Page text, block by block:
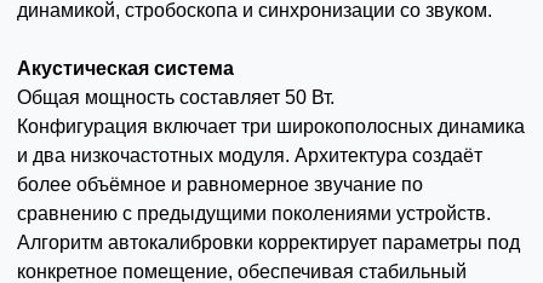
динамикой, стробоскопа и синхронизации со звуком.
Акустическая система
Общая мощность составляет 50 Вт.
Конфигурация включает три широкополосных динамика
и два низкочастотных модуля. Архитектура создаёт
более объёмное и равномерное звучание по
сравнению с предыдущими поколениями устройств.
Алгоритм автокалибровки корректирует параметры под
конкретное помещение, обеспечивая стабильный